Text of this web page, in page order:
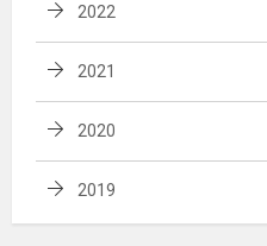
2022
2021
2020
2019